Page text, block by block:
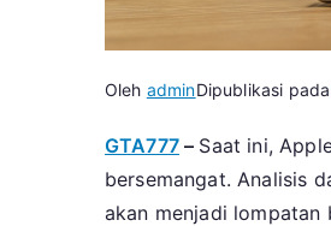
Oleh adminDipublikasi pada
GTA777– Saat ini,
bersemangat. Analisis
akan menjadi lompatan